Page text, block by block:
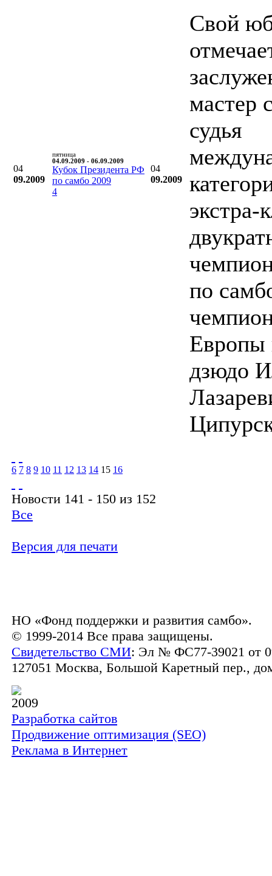
04
09.2009
пятница
04.09.2009 - 06.09.2009
Кубок Президента РФ
по самбо 2009
4
04
09.2009
Свой
мастер
судья
экстра-
по
Европы
дзюдо
6 7 8 9 10 11 12 13 14 15 16
Новости 141 - 150 из 152
Все
Версия для печати
НО «Фонд поддержки и развития самбо».
© 1999-2014 Все права защищены.
Свидетельство СМИ: Эл № ФС77-39021 от
127051 Москва, Большой Каретный пер.,
2009
Разработка сайтов
Продвижение оптимизация (SEO)
Реклама в Интернет